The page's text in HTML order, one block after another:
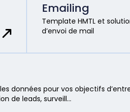
Emailing
Template HMTL et
d’envoi de mail
données pour vos objectifs
de leads, surveill…